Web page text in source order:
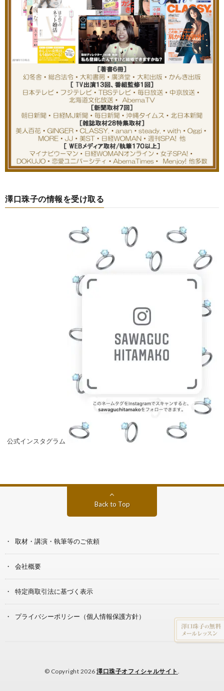
澤口珠子の情報を受け取る
公式インスタグラム
Back to Top
取材・講演・執筆等のご依頼
会社概要
特定商取引法に基づく表示
プライバシーポリシー（個人情報保護方針）
© Copyright 2026澤口珠子オフィシャルサイト .